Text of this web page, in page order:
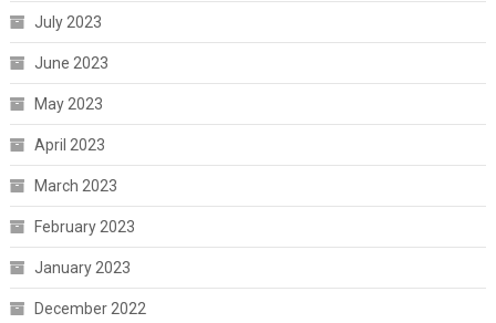
July 2023
June 2023
May 2023
April 2023
March 2023
February 2023
January 2023
December 2022